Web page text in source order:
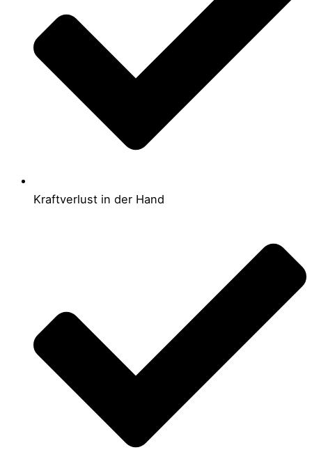
Kraftverlust in der Hand